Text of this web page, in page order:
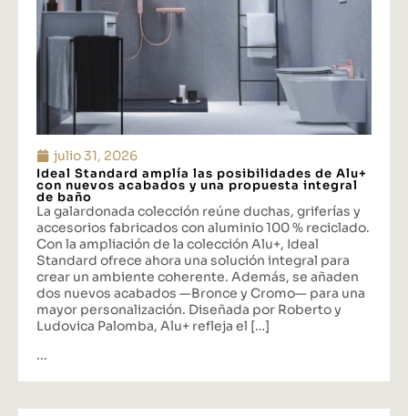
julio 31, 2026
Ideal Standard amplía las posibilidades de Alu+
con nuevos acabados y una propuesta integral
de baño
La galardonada colección reúne duchas, griferías y
accesorios fabricados con aluminio 100 % reciclado.
Con la ampliación de la colección Alu+, Ideal
Standard ofrece ahora una solución integral para
crear un ambiente coherente. Además, se añaden
dos nuevos acabados —Bronce y Cromo— para una
mayor personalización. Diseñada por Roberto y
Ludovica Palomba, Alu+ refleja el […]
...